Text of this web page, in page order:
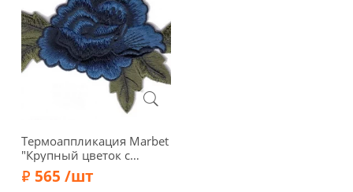
Термоаппликация Marbet
"Крупный цветок с
листьями", 8 х 12,5 см,
цвет синий, 569751.C
565 /шт